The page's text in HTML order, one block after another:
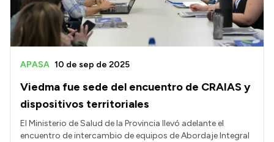
Viedma fue sede del encuentro de CRAIAS y
dispositivos territoriales
APASA 10 de sep de 2025
El Ministerio de Salud de la Provincia llevó adelante el
encuentro de intercambio de equipos de Abordaje Integral